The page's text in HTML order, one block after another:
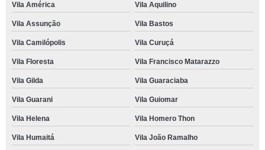
Vila América Vila Aquilino
Vila Assunção Vila Bastos
Vila Camilópolis Vila Curuçá
Vila Floresta Vila Francisco Matarazzo
Vila Gilda Vila Guaraciaba
Vila Guarani Vila Guiomar
Vila Helena Vila Homero Thon
Vila Humaitá Vila João Ramalho